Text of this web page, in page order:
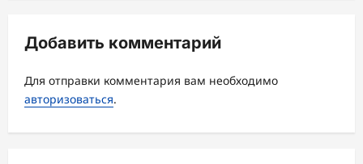
я
з
а
п
и
Добавить комментарий
Для отправки комментария вам необходимо
авторизоваться.